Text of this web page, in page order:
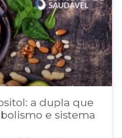
a dupla que
e sistema